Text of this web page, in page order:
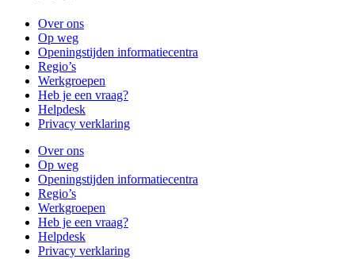
Over ons
Op weg
Openingstijden informatiecentra
Regio’s
Werkgroepen
Heb je een vraag?
Helpdesk
Privacy verklaring
Over ons
Op weg
Openingstijden informatiecentra
Regio’s
Werkgroepen
Heb je een vraag?
Helpdesk
Privacy verklaring